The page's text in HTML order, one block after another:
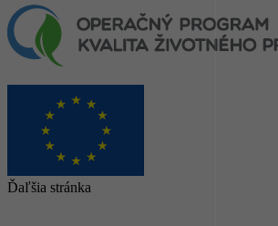
Ďaľšia stránka